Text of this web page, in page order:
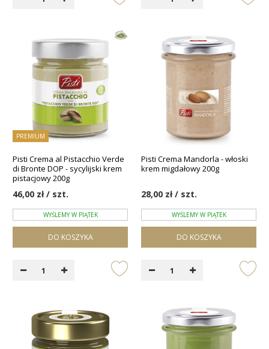
PREMIUM
Pisti Crema al Pistacchio Verde
di Bronte DOP - sycylijski krem
pistacjowy 200g
46,00 zł / szt.
WYŚLEMY W PIĄTEK
DO KOSZYKA
Pisti Crema Mandorla - włoski
krem migdałowy 200g
28,00 zł / szt.
WYŚLEMY W PIĄTEK
DO KOSZYKA